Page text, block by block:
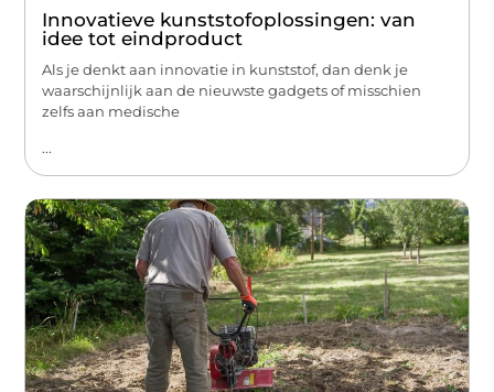
Innovatieve kunststofoplossingen: van
idee tot eindproduct
Als je denkt aan innovatie in kunststof, dan denk je
waarschijnlijk aan de nieuwste gadgets of misschien
zelfs aan medische
...